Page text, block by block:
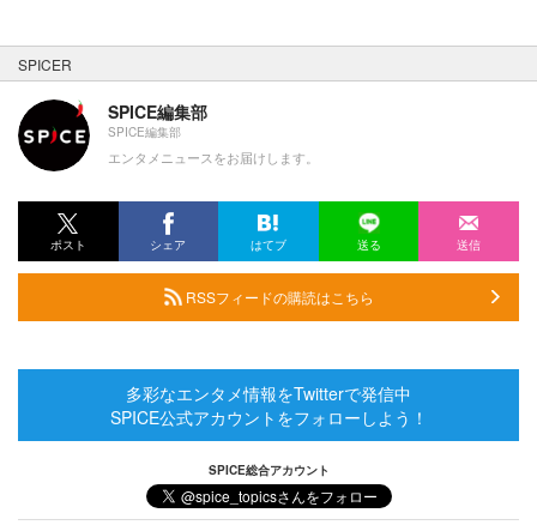
SPICER
SPICE編集部
SPICE編集部
エンタメニュースをお届けします。
ポスト シェア はてブ 送る 送信
RSSフィードの購読はこちら
多彩なエンタメ情報をTwitterで発信中
SPICE公式アカウントをフォローしよう！
SPICE総合アカウント